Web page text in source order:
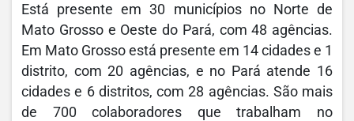
Está presente em 30 municípios no Norte de
Mato Grosso e Oeste do Pará, com 48 agências.
Em Mato Grosso está presente em 14 cidades e 1
distrito, com 20 agências, e no Pará atende 16
cidades e 6 distritos, com 28 agências. São mais
de 700 colaboradores que trabalham no